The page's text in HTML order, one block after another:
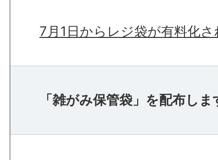
7月1日からレジ袋が有料化
「雑がみ保管袋」を配布しま